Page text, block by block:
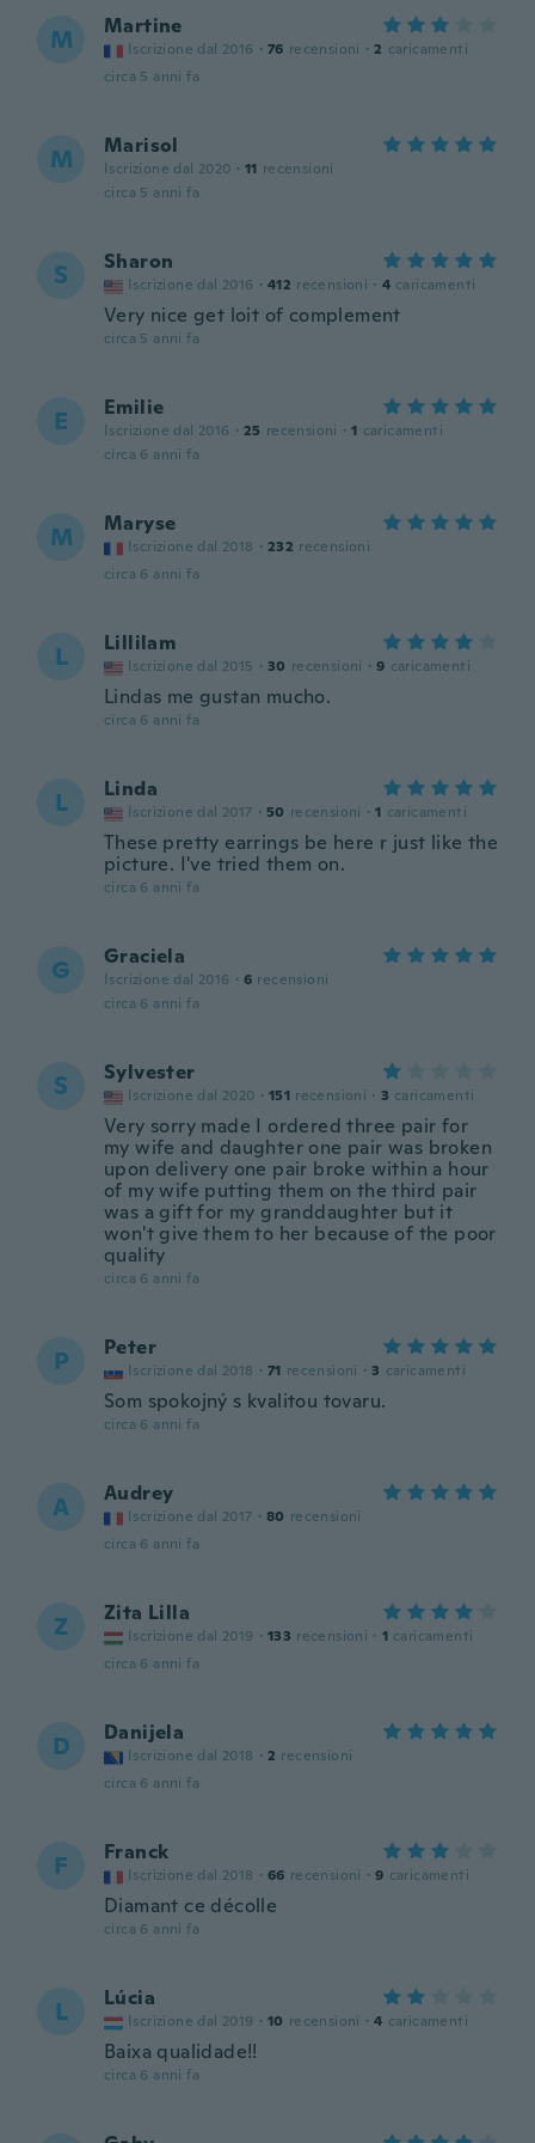
M Martine
Iscrizione dal 2016 · 76 recensioni · 2 caricamenti
circa 5 anni fa
M Marisol
Iscrizione dal 2020 · 11 recensioni
circa 5 anni fa
S Sharon
Iscrizione dal 2016 · 412 recensioni · 4 caricamenti
Very nice get loit of complement
circa 5 anni fa
E Emilie
Iscrizione dal 2016 · 25 recensioni · 1 caricamenti
circa 6 anni fa
M Maryse
Iscrizione dal 2018 · 232 recensioni
circa 6 anni fa
L Lillilam
Iscrizione dal 2015 · 30 recensioni · 9 caricamenti
Lindas me gustan mucho.
circa 6 anni fa
L Linda
Iscrizione dal 2017 · 50 recensioni · 1 caricamenti
These pretty earrings be here r just like the
picture. I've tried them on.
circa 6 anni fa
G Graciela
Iscrizione dal 2016 · 6 recensioni
circa 6 anni fa
S Sylvester
Iscrizione dal 2020 · 151 recensioni · 3 caricamenti
Very sorry made I ordered three pair for
my wife and daughter one pair was broken
upon delivery one pair broke within a hour
of my wife putting them on the third pair
was a gift for my granddaughter but it
won't give them to her because of the poor
quality
circa 6 anni fa
P Peter
Iscrizione dal 2018 · 71 recensioni · 3 caricamenti
Som spokojný s kvalitou tovaru.
circa 6 anni fa
A Audrey
Iscrizione dal 2017 · 80 recensioni
circa 6 anni fa
Z Zita Lilla
Iscrizione dal 2019 · 133 recensioni · 1 caricamenti
circa 6 anni fa
D Danijela
Iscrizione dal 2018 · 2 recensioni
circa 6 anni fa
F Franck
Iscrizione dal 2018 · 66 recensioni · 9 caricamenti
Diamant ce décolle
circa 6 anni fa
L Lúcia
Iscrizione dal 2019 · 10 recensioni · 4 caricamenti
Baixa qualidade!!
circa 6 anni fa